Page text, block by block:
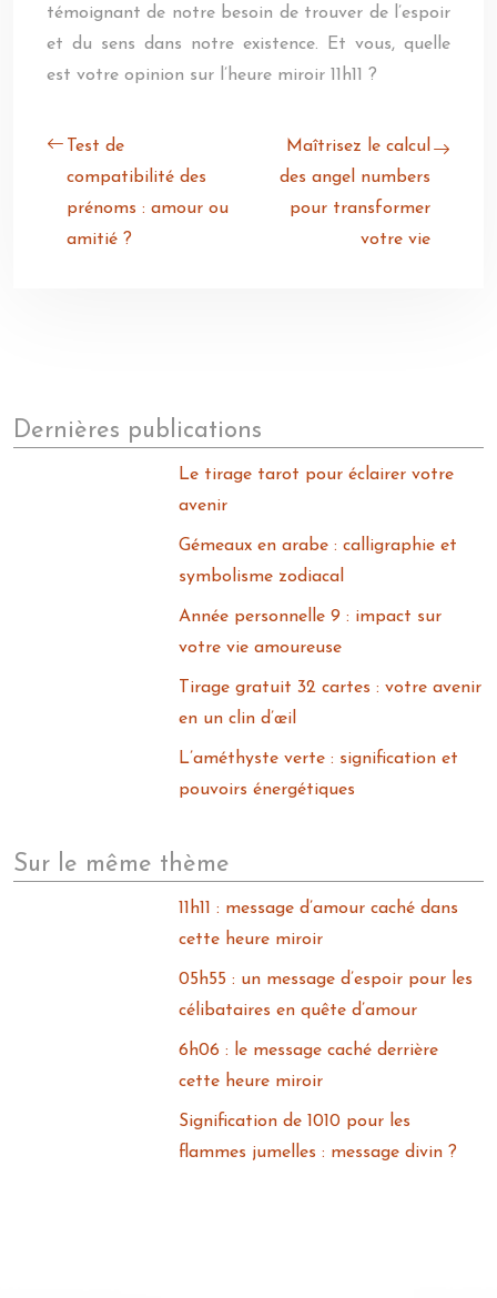
témoignant de notre besoin de trouver de l’espoir
et du sens dans notre existence. Et vous, quelle
est votre opinion sur l’heure miroir 11h11 ?
Test de
compatibilité des
prénoms : amour ou
amitié ?
Maîtrisez le calcul
des angel numbers
pour transformer
votre vie
Dernières publications
Le tirage tarot pour éclairer votre
avenir
Gémeaux en arabe : calligraphie et
symbolisme zodiacal
Année personnelle 9 : impact sur
votre vie amoureuse
Tirage gratuit 32 cartes : votre avenir
en un clin d’œil
L’améthyste verte : signification et
pouvoirs énergétiques
Sur le même thème
11h11 : message d’amour caché dans
cette heure miroir
05h55 : un message d’espoir pour les
célibataires en quête d’amour
6h06 : le message caché derrière
cette heure miroir
Signification de 1010 pour les
flammes jumelles : message divin ?